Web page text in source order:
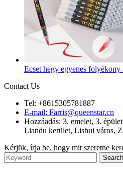
Ecset hegy egyenes
Contact Us
Tel: +8615305781887
E-mail: Farris@queenstar.cn
Hozzáadás: 3. emelet, 3.
Liandu kerület, Lishui város,
Kérjük, írja be, hogy mit szeretne